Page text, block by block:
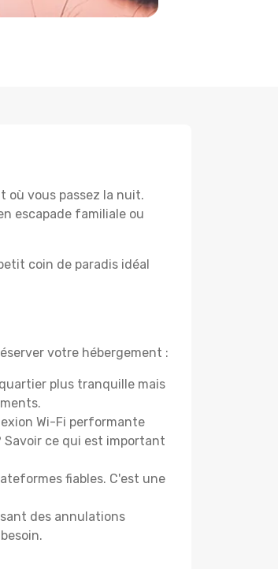
où vous passez la nuit.
escapade familiale ou
coin de paradis idéal
votre hébergement :
plus tranquille mais
Wi-Fi performante
Savoir ce qui est important
fiables. C'est une
des annulations